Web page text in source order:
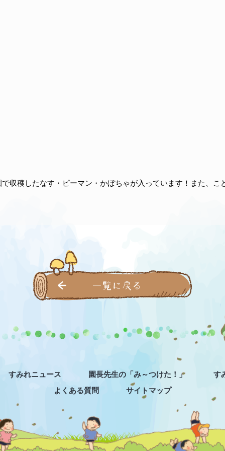
収穫したなす・ピーマン・かぼちゃが入っています！また、
一覧に戻る
すみれニュース 園長先生の「み～つけた！」
す
よくある質問
サイトマップ